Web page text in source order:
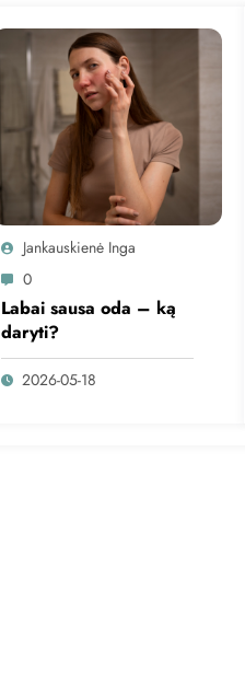
Jankauskienė Inga
0
Labai sausa oda – ką
daryti?
2026-05-18